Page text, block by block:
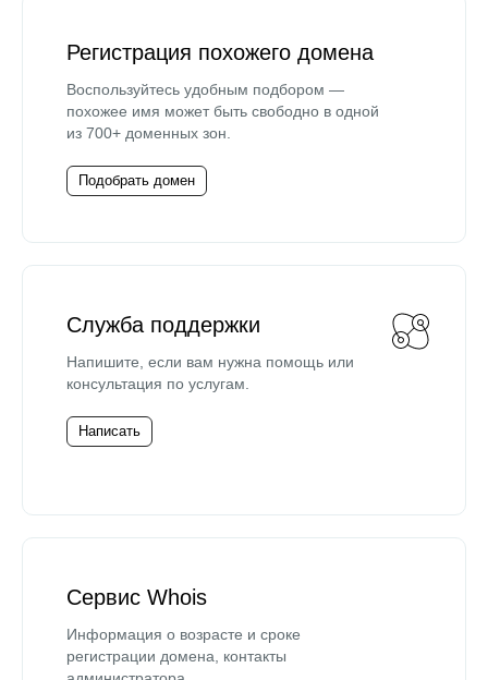
Регистрация похожего домена
Воспользуйтесь удобным подбором —
похожее имя может быть свободно в одной
из 700+ доменных зон.
Подобрать домен
Служба поддержки
Напишите, если вам нужна помощь или
консультация по услугам.
Написать
Сервис Whois
Информация о возрасте и сроке
регистрации домена, контакты